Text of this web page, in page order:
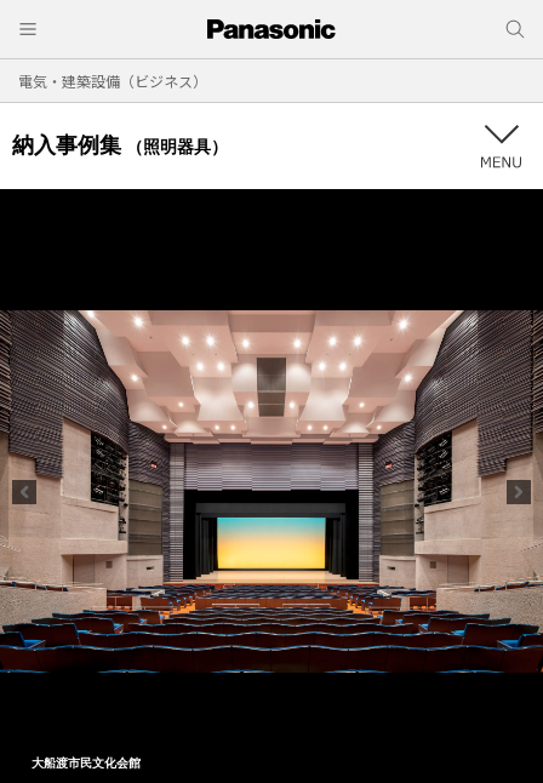
電気・建築設備（ビジネス）
納入事例集 （照明器具）
大船渡市民文化会館